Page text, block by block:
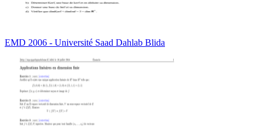
EMD 2006 - Université Saad Dahlab Blida